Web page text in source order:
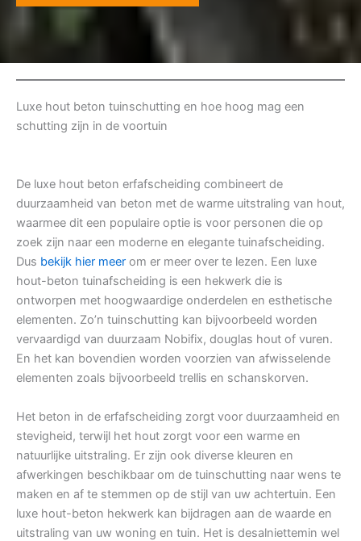
Luxe hout beton tuinschutting en hoe hoog mag een
schutting zijn in de voortuin
De luxe hout beton erfafscheiding combineert de
duurzaamheid van beton met de warme uitstraling van hout,
waarmee dit een populaire optie is voor personen die op
zoek zijn naar een moderne en elegante tuinafscheiding.
Dus bekijk hier meer om er meer over te lezen. Een luxe
hout-beton tuinafscheiding is een hekwerk die is
ontworpen met hoogwaardige onderdelen en esthetische
elementen. Zo’n tuinschutting kan bijvoorbeeld worden
vervaardigd van duurzaam Nobifix, douglas hout of vuren.
En het kan bovendien worden voorzien van afwisselende
elementen zoals bijvoorbeeld trellis en schanskorven.
Het beton in de erfafscheiding zorgt voor duurzaamheid en
stevigheid, terwijl het hout zorgt voor een warme en
natuurlijke uitstraling. Er zijn ook diverse kleuren en
afwerkingen beschikbaar om de tuinschutting naar wens te
maken en af te stemmen op de stijl van uw achtertuin. Een
luxe hout-beton hekwerk kan bijdragen aan de waarde en
uitstraling van uw woning en tuin. Het is desalniettemin wel